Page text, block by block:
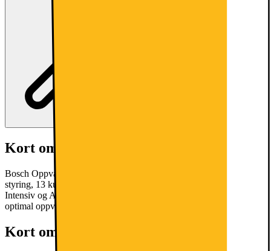
Kort om produktet
Bosch Oppvaskmaskin SMU4HTW74SWi-Fi Yes har Wi-Fi-
styring, 13 kuverter, stille 44 dB drift, og seks programmer inkludert
Intensiv og Auto, alt tilgjengelig via Home Connect-appen for
optimal oppvaskytelse.
Kort om produktet